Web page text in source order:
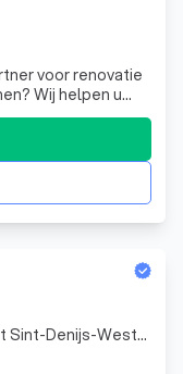
voor renovatie
Wij helpen u
om ruwbouw,
vloeren,
een stipte
Werkgebied Gent Sint-Denijs-Westrem